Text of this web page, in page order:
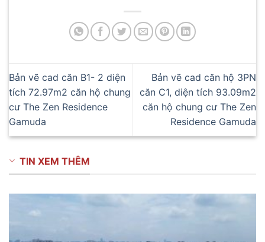
Bản vẽ cad căn B1- 2 diện
tích 72.97m2 căn hộ chung
cư The Zen Residence
Gamuda
Bản vẽ cad căn hộ 3PN
căn C1, diện tích 93.09m2
căn hộ chung cư The Zen
Residence Gamuda
TIN XEM THÊM